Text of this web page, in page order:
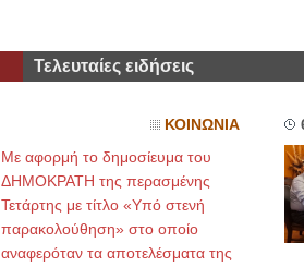
Τελευταίες ειδήσεις
ΚΟΙΝΩΝΙΑ
Με αφορμή το δημοσίευμα του
ΔΗΜΟΚΡΑΤΗ της περασμένης
Τετάρτης με τίτλο «Υπό στενή
παρακολούθηση» στο οποίο
αναφερόταν τα αποτελέσματα της